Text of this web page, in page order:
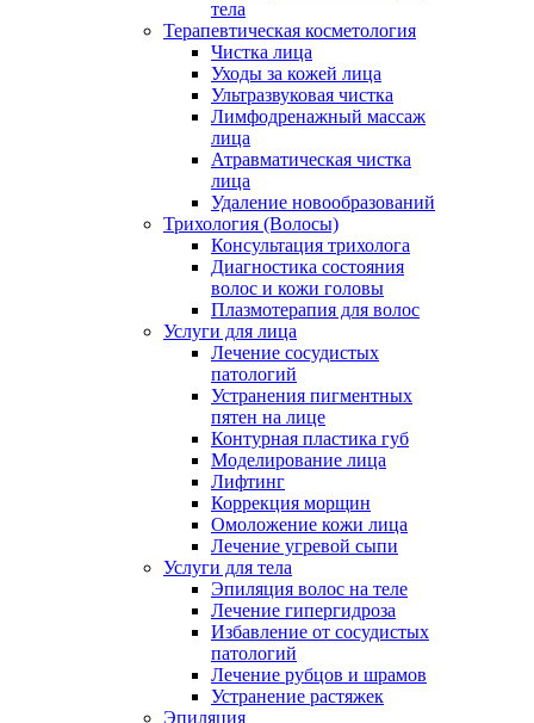
тела
Терапевтическая косметология
Чистка лица
Уходы за кожей лица
Ультразвуковая чистка
Лимфодренажный массаж
лица
Атравматическая чистка
лица
Удаление новообразований
Трихология (Волосы)
Консультация трихолога
Диагностика состояния
волос и кожи головы
Плазмотерапия для волос
Услуги для лица
Лечение сосудистых
патологий
Устранения пигментных
пятен на лице
Контурная пластика губ
Моделирование лица
Лифтинг
Коррекция морщин
Омоложение кожи лица
Лечение угревой сыпи
Услуги для тела
Эпиляция волос на теле
Лечение гипергидроза
Избавление от сосудистых
патологий
Лечение рубцов и шрамов
Устранение растяжек
Эпиляция